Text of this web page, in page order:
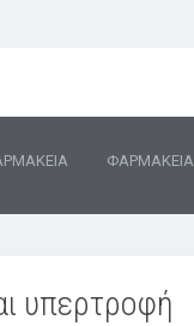
ΦΑΡΜΑΚΕΙΑ
υπερτροφή